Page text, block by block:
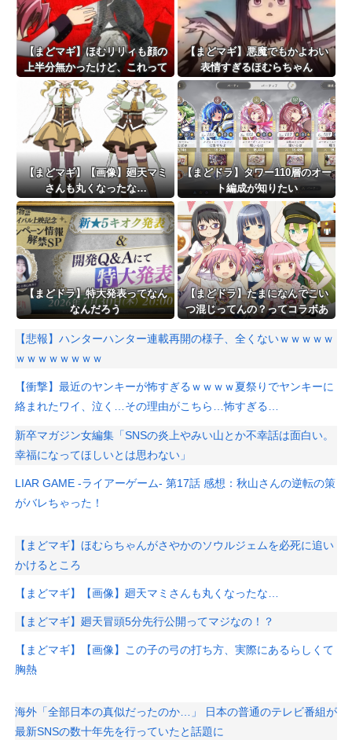
【まどマギ】ほむリリィも顔の
上半分無かったけど、これって
何かの伏線だったりするのか
な…
【まどマギ】悪魔でもかよわい
表情すぎるほむらちゃん
【まどマギ】【画像】廻天マミ
さんも丸くなったな…
【まどドラ】タワー110層のオー
ト編成が知りたい
【まどドラ】特大発表ってなん
なんだろう
【まどドラ】たまになんでこい
つ混じってんの？ってコラボあ
【悲報】ハンターハンター連載再開の様子、全くないｗｗｗｗｗ
ｗｗｗｗｗｗｗｗ
【衝撃】最近のヤンキーが怖すぎるｗｗｗｗ夏祭りでヤンキーに
絡まれたワイ、泣く…その理由がこちら…怖すぎる…
新卒マガジン女編集「SNSの炎上やみい山とか不幸話は面白い。
幸福になってほしいとは思わない」
LIAR GAME -ライアーゲーム- 第17話 感想：秋山さんの逆転の策
がバレちゃった！
【まどマギ】ほむらちゃんがさやかのソウルジェムを必死に追い
かけるところ
【まどマギ】【画像】廻天マミさんも丸くなったな…
【まどマギ】廻天冒頭5分先行公開ってマジなの！？
【まどマギ】【画像】この子の弓の打ち方、実際にあるらしくて
胸熱
海外「全部日本の真似だったのか…」 日本の普通のテレビ番組が
最新SNSの数十年先を行っていたと話題に